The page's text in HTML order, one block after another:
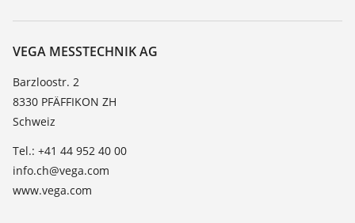
TeamViewer
Über VEGA
Kontakt
News
Presse
Blog
VEGA MESSTECHNIK AG
Barzloostr. 2
8330 PFÄFFIKON ZH
Schweiz
Tel.: +41 44 952 40 00
info.ch@vega.com
www.vega.com